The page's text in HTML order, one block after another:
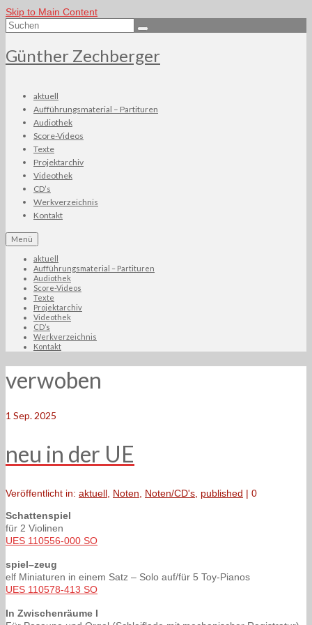
Skip to Main Content
Suchen
nach:
Günther Zechberger
aktuell
Aufführungsmaterial – Partituren
Audiothek
Score-Videos
Texte
Projektarchiv
Videothek
CD’s
Werkverzeichnis
Kontakt
Menü
aktuell
Aufführungsmaterial – Partituren
Audiothek
Score-Videos
Texte
Projektarchiv
Videothek
CD’s
Werkverzeichnis
Kontakt
verwoben
1 Sep. 2025
neu in der UE
Veröffentlicht in: aktuell Noten Noten/CD's published | 0
Schattenspiel
für 2 Violinen
UES 110556-000 SO
spiel–zeug
elf Miniaturen in einem Satz – Solo auf/für 5 Toy-Pianos
UES 110578-413 SO
In Zwischenräume I